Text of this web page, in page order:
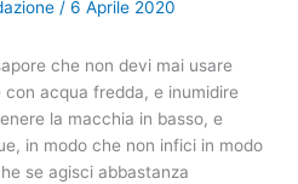
/ 6 Aprile 2020
che non devi mai usare
acqua fredda, e inumidire
la macchia in basso, e
in modo che non infici in modo
se agisci abbastanza